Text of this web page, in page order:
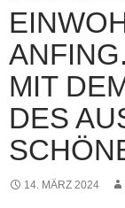
MIT
DES
14. MÄRZ 2024